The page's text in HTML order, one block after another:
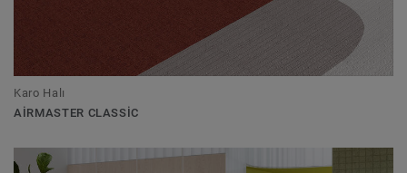
Karo Halı
AIRMASTER CLASSIC